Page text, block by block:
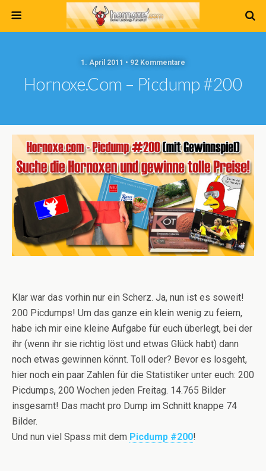
1. April 2011 • 92 Kommentare
Hornoxe.com – Picdump #200
Klar war das vorhin nur ein Scherz. Ja, nun ist es soweit!
200 Picdumps! Um das ganze ein klein wenig zu feiern,
habe ich mir eine kleine Aufgabe für euch überlegt, bei der
ihr (wenn ihr sie richtig löst und etwas Glück habt) dann
noch etwas gewinnen könnt. Toll oder? Bevor es losgeht,
hier noch ein paar Zahlen für die Statistiker unter euch: 200
Picdumps, 200 Wochen jeden Freitag. 14.765 Bilder
insgesamt! Das macht pro Dump im Schnitt knappe 74
Bilder.
Und nun viel Spass mit dem Picdump #200!